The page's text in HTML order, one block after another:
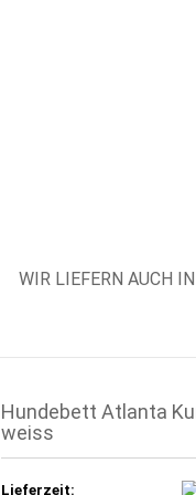
WIR LIEFERN AUCH
Hundebett Atlanta
weiss
Lieferzeit: